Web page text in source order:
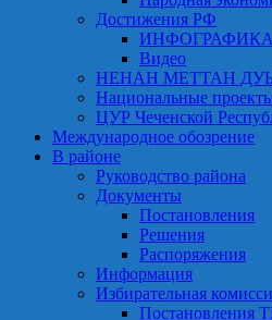
Достижения РФ
ИНФОГРАФИКА
Видео
НЕНАН МЕТТАН
Национальные
ЦУР Чеченской
Международное обозрение
В районе
Руководство района
Документы
Постановления
Решения
Распоряжения
Информация
Избирательная
Постановления